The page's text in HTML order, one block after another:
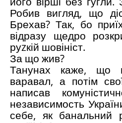
Робив вигляд, що
Брехав? Так, бо
відразу щедро
руzкій шовініст.
За що жив?
Танунах каже, що
варавал, а потім
написав
независимость
себе, як банальний